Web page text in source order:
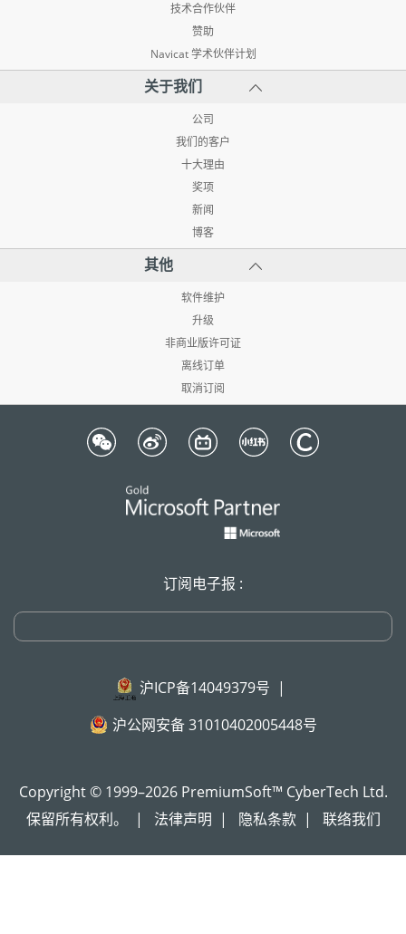
技术合作伙伴
赞助
Navicat 学术伙伴计划
关于我们
公司
我们的客户
十大理由
奖项
新闻
博客
其他
软件维护
升级
非商业版许可证
离线订单
取消订阅
订阅电子报 :
沪ICP备14049379号 |
沪公网安备 31010402005448号
Copyright © 1999–2026 PremiumSoft™ CyberTech Ltd.
保留所有权利。
| 法律声明 | 隐私条款 | 联络我们